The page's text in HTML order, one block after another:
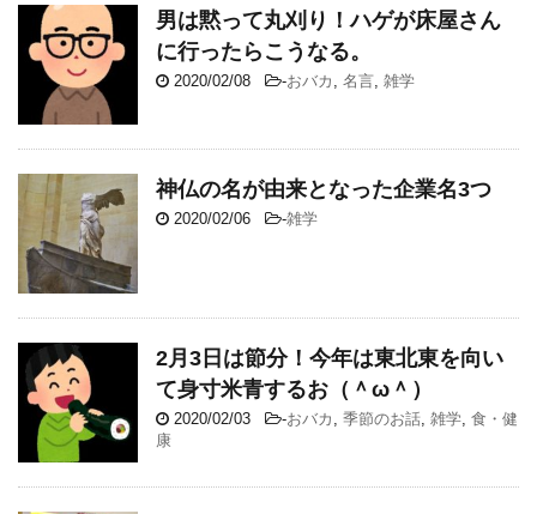
男は黙って丸刈り！ハゲが床屋さん
に行ったらこうなる。
2020/02/08 -おバカ 名言 雑学
神仏の名が由来となった企業名3つ
2020/02/06 -雑学
2月3日は節分！今年は東北東を向い
て身寸米青するお（＾ω＾）
2020/02/03 -おバカ 季節のお話 雑学 食・健
康